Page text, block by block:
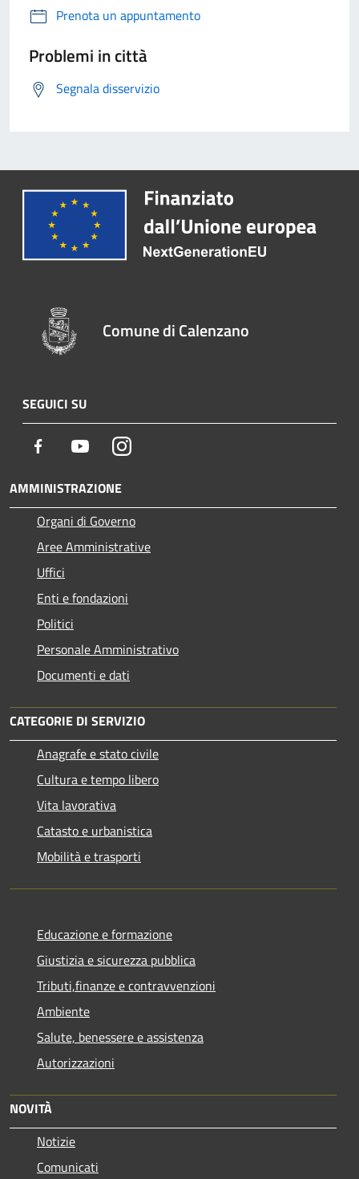
Prenota un appuntamento
Problemi in città
Segnala disservizio
Comune di Calenzano
SEGUICI SU
Facebook YoutubeInstagram
AMMINISTRAZIONE
Organi di Governo
Aree Amministrative
Uffici
Enti e fondazioni
Politici
Personale Amministrativo
Documenti e dati
CATEGORIE DI SERVIZIO
Anagrafe e stato civile
Cultura e tempo libero
Vita lavorativa
Catasto e urbanistica
Mobilità e trasporti
Educazione e formazione
Giustizia e sicurezza pubblica
Tributi,finanze e contravvenzioni
Ambiente
Salute, benessere e assistenza
Autorizzazioni
NOVITÀ
Notizie
Comunicati